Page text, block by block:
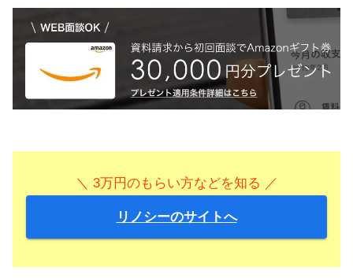
＼ 3万円のもらい方などを知る ／
リノシーのサイトへ